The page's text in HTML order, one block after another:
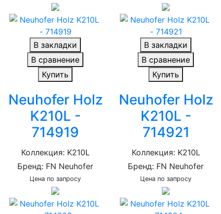
В закладки
В сравнение
Купить
Neuhofer Holz
K210L -
714919
Коллекция: K210L
Бренд: FN Neuhofer
Цена по запросу
В закладки
В сравнение
Купить
Neuhofer Holz
K210L -
714921
Коллекция: K210L
Бренд: FN Neuhofer
Цена по запросу